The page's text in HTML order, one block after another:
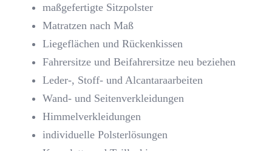
maßgefertigte Sitzpolster
Matratzen nach Maß
Liegeflächen und Rückenkissen
Fahrersitze und Beifahrersitze neu beziehen
Leder-, Stoff- und Alcantaraarbeiten
Wand- und Seitenverkleidungen
Himmelverkleidungen
individuelle Polsterlösungen